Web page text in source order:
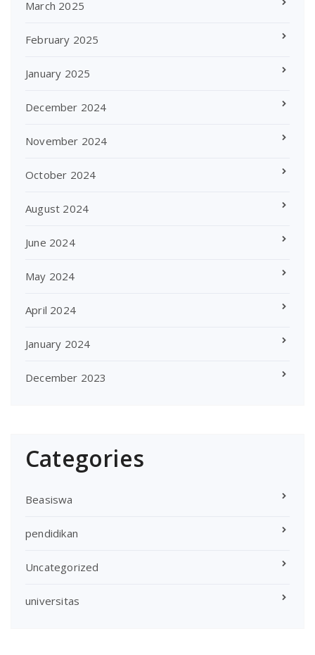
March 2025
February 2025
January 2025
December 2024
November 2024
October 2024
August 2024
June 2024
May 2024
April 2024
January 2024
December 2023
Categories
Beasiswa
pendidikan
Uncategorized
universitas